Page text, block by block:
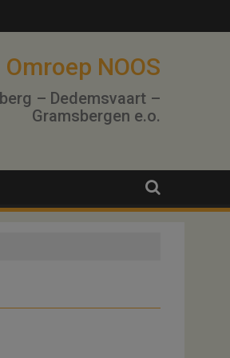
Omroep NOOS
– Dedemsvaart –
Gramsbergen e.o.